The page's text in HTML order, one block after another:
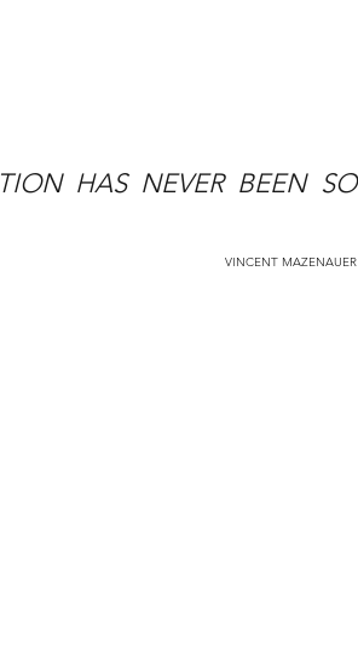
HAS NEVER BEEN SO
VINCENT MAZENAUER